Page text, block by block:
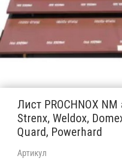
Лист PROCHNOX
Strenx, Weldox,
Quard, Powerhard
Артикул